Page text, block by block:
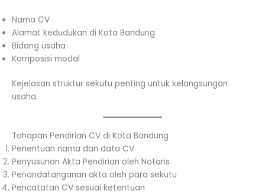
Nama CV
Alamat kedudukan di Kota Bandung
Bidang usaha
Komposisi modal
Kejelasan struktur sekutu penting untuk kelangsungan
usaha.
Tahapan Pendirian CV di Kota Bandung
Penentuan nama dan data CV
Penyusunan Akta Pendirian oleh Notaris
Penandatanganan akta oleh para sekutu
Pencatatan CV sesuai ketentuan